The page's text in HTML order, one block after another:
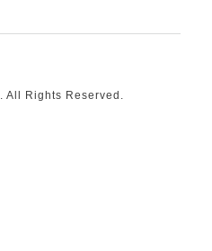
. All Rights Reserved.